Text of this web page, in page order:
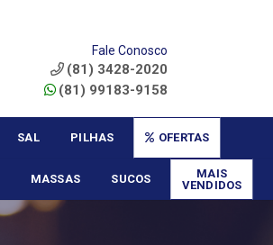
Fale Conosco
(81) 3428-2020
(81) 99183-9158
SAL PILHAS OFERTAS
MASSAS SUCOS
MAIS
VENDIDOS